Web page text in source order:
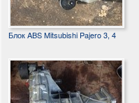
Блок ABS Mitsubishi Pajero 3, 4